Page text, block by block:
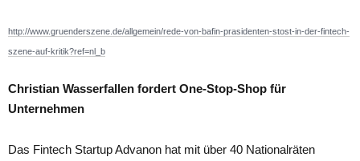
http://www.gruenderszene.de/allgemein/rede-von-bafin-prasidenten-stost-in-der-fintech-
szene-auf-kritik?ref=nl_b
Christian Wasserfallen fordert One-Stop-Shop für
Unternehmen
Das Fintech Startup Advanon hat mit über 40 Nationalräten